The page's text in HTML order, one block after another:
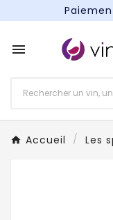

Accueil Les